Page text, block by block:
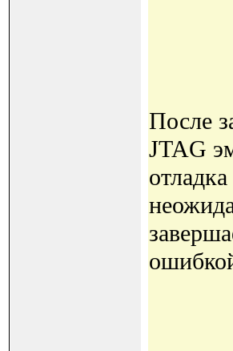
После
JTAG
отладка